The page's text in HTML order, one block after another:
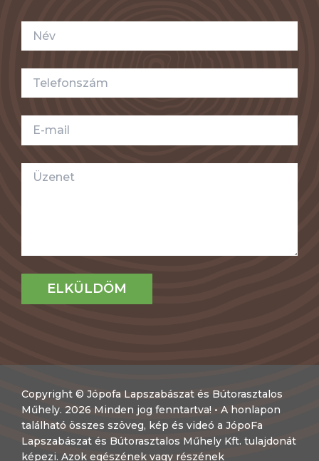
Copyright © Jópofa Lapszabászat és Bútorasztalos
Műhely. 2026 Minden jog fenntartva! • A honlapon
található összes szöveg, kép és videó a JópoFa
Lapszabászat és Bútorasztalos Műhely Kft. tulajdonát
képezi. Azok egészének vagy részének